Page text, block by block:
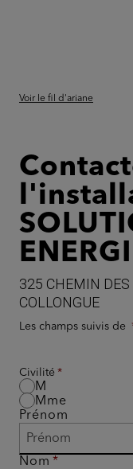
Voir le fil d'ariane
325 CHEMIN
COLLONGUE
Les champs suivis de
Civilité
M
Mme
Prénom
Nom